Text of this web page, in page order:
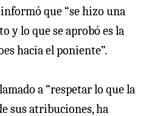
que “se hizo una
y lo que se aprobó es la
hacia el poniente”.
a “respetar lo que la
sus atribuciones, ha